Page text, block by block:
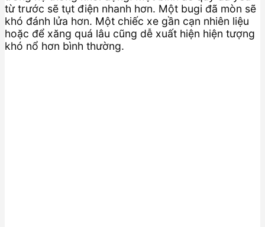
từ trước sẽ tụt điện nhanh hơn. Một bugi đã mòn sẽ
khó đánh lửa hơn. Một chiếc xe gần cạn nhiên liệu
hoặc để xăng quá lâu cũng dễ xuất hiện hiện tượng
khó nổ hơn bình thường.